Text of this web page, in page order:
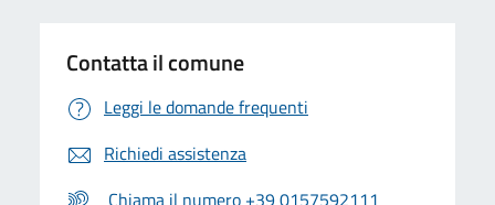
Contatta il comune
Leggi le domande frequenti
Richiedi assistenza
Chiama il numero +39 0157592111